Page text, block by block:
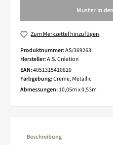
Muster in
Zum Merkzettel hinzufügen
Produktnummer:AS/369263
Hersteller:A.S. Création
EAN:4051315410820
Farbgebung:Creme, Metallic
Abmessungen:10,05m x 0,53m
Beschreibung